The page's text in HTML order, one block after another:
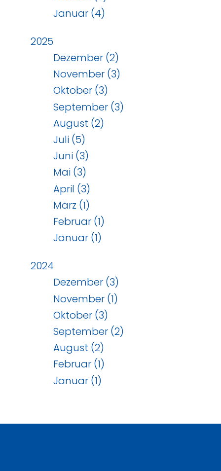
Januar (4)
2025
Dezember (2)
November (3)
Oktober (3)
September (3)
August (2)
Juli (5)
Juni (3)
Mai (3)
April (3)
März (1)
Februar (1)
Januar (1)
2024
Dezember (3)
November (1)
Oktober (3)
September (2)
August (2)
Februar (1)
Januar (1)